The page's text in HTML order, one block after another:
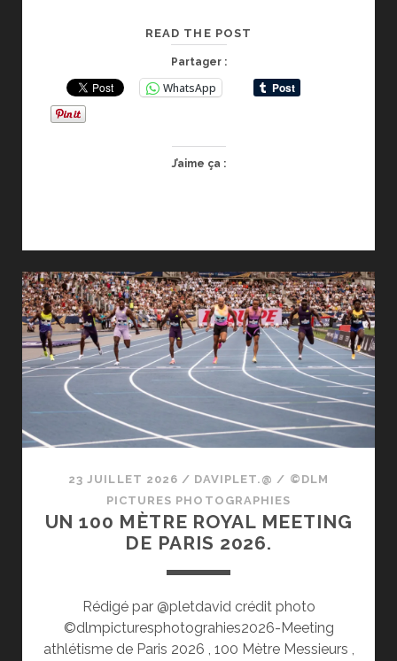
READ THE POST
LES
Partager :
WhatsApp
J’aime ça :
23 JUILLET 2026 / DAVIPLET.@ / ©DLM
PICTURES PHOTOGRAPHIES
UN 100 MÈTRE ROYAL MEETING
DE PARIS 2026.
Rédigé par @pletdavid crédit photo
©dlmpicturesphotograhies2026-Meeting
athlétisme de Paris 2026 , 100 Mètre Messieurs ,